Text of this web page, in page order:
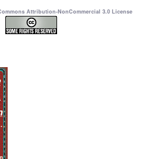
Attribution-NonCommercial 3.0 License